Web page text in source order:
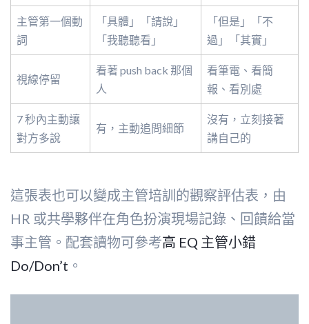
主管第一個動
詞
「具體」「請說」
「我聽聽看」
「但是」「不
過」「其實」
視線停留
看著 push back 那個
人
看筆電、看簡
報、看別處
7 秒內主動讓
對方多說
有，主動追問細節
沒有，立刻接著
講自己的
這張表也可以變成主管培訓的觀察評估表，由
HR 或共學夥伴在角色扮演現場記錄、回饋給當
事主管。配套讀物可參考高 EQ 主管小錯
Do/Don’t 。